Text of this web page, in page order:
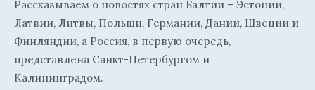
Рассказываем о новостях стран Балтии – Эстонии,
Латвии, Литвы, Польши, Германии, Дании, Швеции и
Финляндии, а Россия, в первую очередь,
представлена Санкт-Петербургом и
Калининградом.